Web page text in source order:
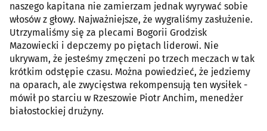
naszego kapitana nie zamierzam jednak wyrywać sobie
włosów z głowy. Najważniejsze, że wygraliśmy zasłużenie.
Utrzymaliśmy się za plecami Bogorii Grodzisk
Mazowiecki i depczemy po piętach liderowi. Nie
ukrywam, że jesteśmy zmęczeni po trzech meczach w tak
krótkim odstępie czasu. Można powiedzieć, że jedziemy
na oparach, ale zwycięstwa rekompensują ten wysiłek -
mówił po starciu w Rzeszowie Piotr Anchim, menedżer
białostockiej drużyny.